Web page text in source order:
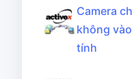
Camera
không
tính